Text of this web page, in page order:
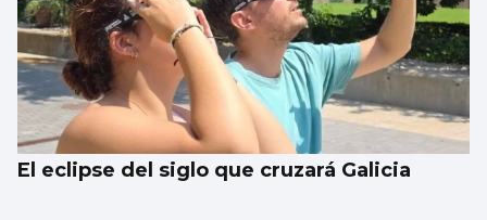
El eclipse del siglo que cruzará Galicia